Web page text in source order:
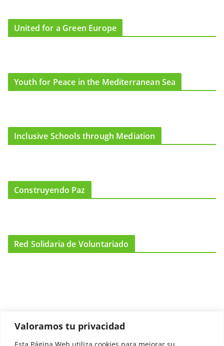
Valoramos tu privacidad
Esta Página Web utiliza cookies para mejorar su
United for a Green Europe
Youth for Peace in the Mediterranean Sea
Inclusive Schools through Mediation
Construyendo Paz
Red Solidaria de Voluntariado